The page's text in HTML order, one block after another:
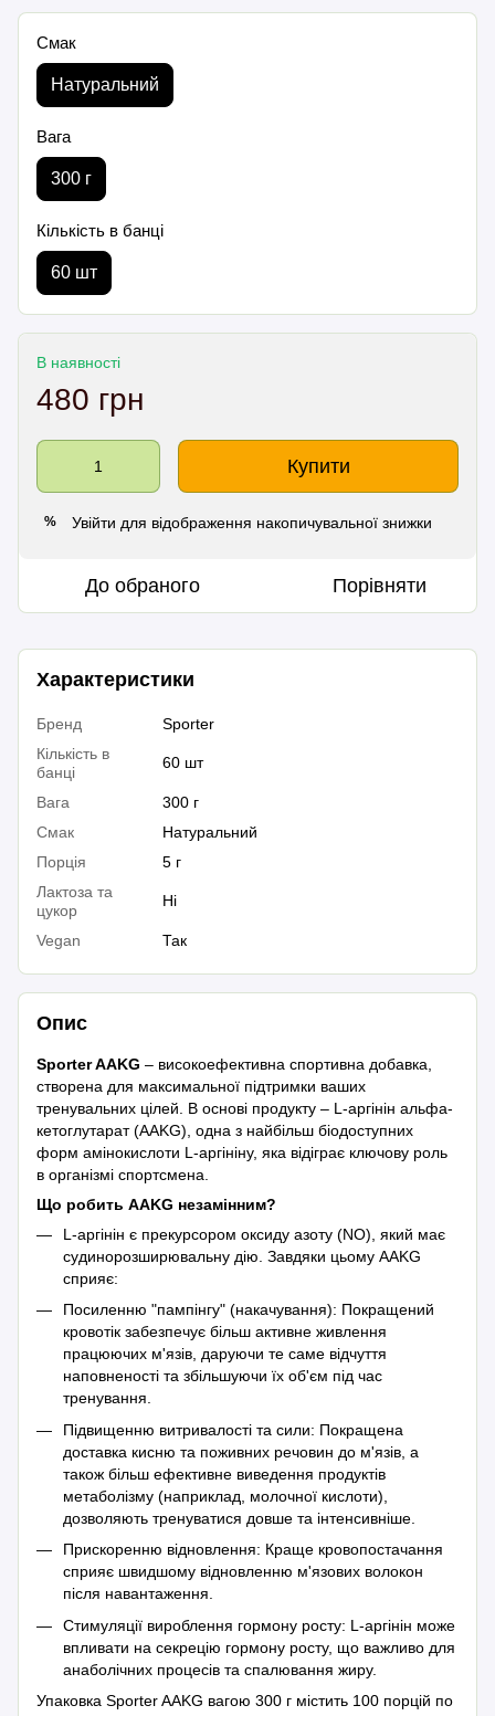
Смак
Натуральний
Вага
300 г
Кількість в банці
60 шт
В наявності
480 грн
Купити
% Увійти для відображення накопичувальної знижки
До обраного Порівняти
Характеристики
Бренд
Sporter
Кількість в
банці
60 шт
Вага
300 г
Смак
Натуральний
Порція
5 г
Лактоза та
цукор
Ні
Vegan Так
Опис
Sporter AAKG – високоефективна спортивна добавка,
створена для максимальної підтримки ваших
тренувальних цілей. В основі продукту – L-аргінін альфа-
кетоглутарат (AAKG), одна з найбільш біодоступних
форм амінокислоти L-аргініну, яка відіграє ключову роль
в організмі спортсмена.
Що робить AAKG незамінним?
L-аргінін є прекурсором оксиду азоту (NO), який має
судинорозширювальну дію. Завдяки цьому AAKG
сприяє:
Посиленню "пампінгу" (накачування): Покращений
кровотік забезпечує більш активне живлення
працюючих м'язів, даруючи те саме відчуття
наповненості та збільшуючи їх об'єм під час
тренування.
Підвищенню витривалості та сили: Покращена
доставка кисню та поживних речовин до м'язів, а
також більш ефективне виведення продуктів
метаболізму (наприклад, молочної кислоти),
дозволяють тренуватися довше та інтенсивніше.
Прискоренню відновлення: Краще кровопостачання
сприяє швидшому відновленню м'язових волокон
після навантаження.
Стимуляції вироблення гормону росту: L-аргінін може
впливати на секрецію гормону росту, що важливо для
анаболічних процесів та спалювання жиру.
Упаковка Sporter AAKG вагою 300 г містить 100 порцій по